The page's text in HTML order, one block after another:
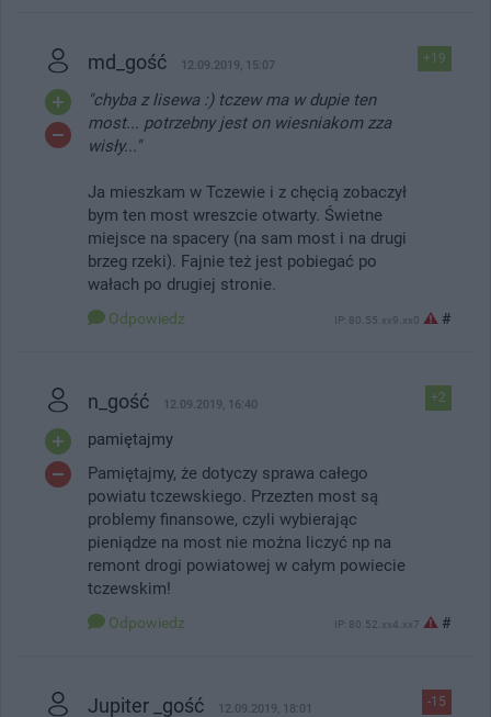
+19
md_gość 12.09.2019, 15:07
"chyba z lisewa :) tczew ma w dupie ten
most... potrzebny jest on wiesniakom zza
wisły..."
Ja mieszkam w Tczewie i z chęcią zobaczył
bym ten most wreszcie otwarty. Świetne
miejsce na spacery (na sam most i na drugi
brzeg rzeki). Fajnie też jest pobiegać po
wałach po drugiej stronie.
Odpowiedz IP: 80.55.xx9.xx0 #
+2
n_gość 12.09.2019, 16:40
pamiętajmy
Pamiętajmy, że dotyczy sprawa całego
powiatu tczewskiego. Przezten most są
problemy finansowe, czyli wybierając
pieniądze na most nie można liczyć np na
remont drogi powiatowej w całym powiecie
tczewskim!
Odpowiedz IP: 80.52.xx4.xx7 #
-15
Jupiter _gość 12.09.2019, 18:01